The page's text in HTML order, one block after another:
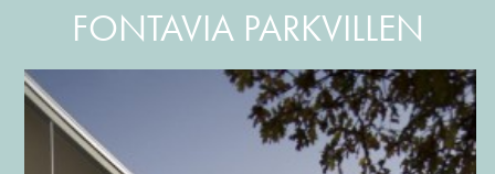
FONTAVIA PARKVILLEN